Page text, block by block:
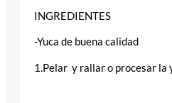
INGREDIENTES
-Yuca de buena calidad
1.Pelar y rallar o procesar la